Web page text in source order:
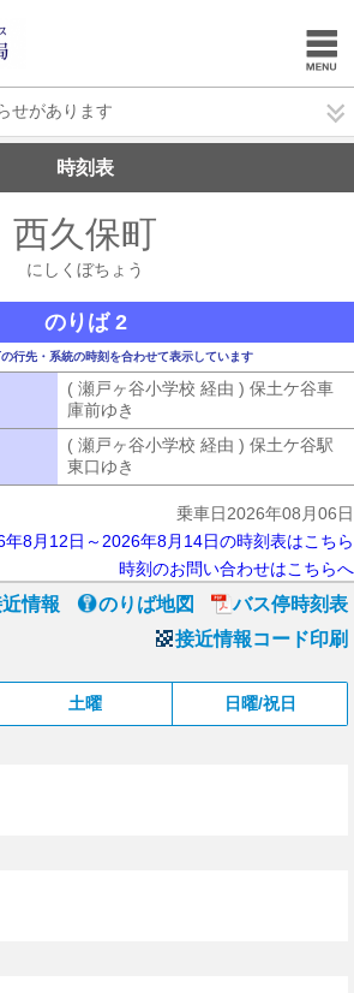
せがあります
時刻表
西久保町
にしくぼちょう
のりば 2
行先・系統の時刻を合わせて表示しています
( 瀬戸ヶ谷小学校 経由 ) 保土ケ谷車
庫前ゆき
( 瀬戸ヶ谷小学校 経由 ) 保土ケ谷駅
東口ゆき
乗車日2026年08月06日
年8月12日～2026年8月14日の時刻表はこちら
時刻のお問い合わせはこちらへ
情報 のりば地図
バス停時刻表
接近情報コード印刷
土曜 日曜/祝日